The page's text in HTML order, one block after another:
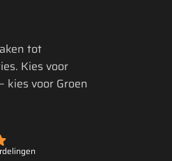
tot
Kies voor
kies voor Groen